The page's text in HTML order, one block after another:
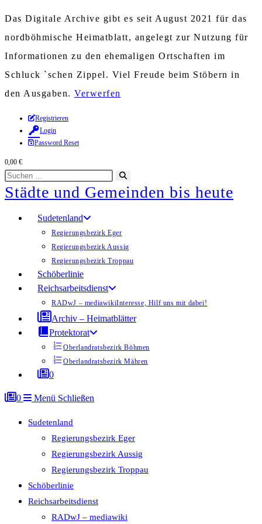
Das Digitale Archive gibt es seit August 2021 für das
nordböhmische Heimatblatt, angelegt zur Nutzung für
Informationen zu den ehemaligen Ortschaften im
Schluck `schen Zippel. Viel Freude beim Stöbern in
den Ausgaben. Verwerfen
Zum
Inhalt
springen
Registrieren
Login
Password Reset
0,00 €
Diese
Website
durchsuchen
starten
Städte und Gemeinden bis heute
Sudetenland
Regierungsbezirk Eger
Regierungsbezirk Aussig
Regierungsbezirk Troppau
Schöberlinie
Reichsarbeitsdienst
RADwJ – mediawikiInteresse, Hilf uns mit dabei!
Archiv – Heimatblätter
Protektorat
Oberlandratsbezirk Böhmen
Oberlandratsbezirk Mähren
0
0 Menü Schließen
Sudetenland
Regierungsbezirk Eger
Regierungsbezirk Aussig
Regierungsbezirk Troppau
Schöberlinie
Reichsarbeitsdienst
RADwJ – mediawiki